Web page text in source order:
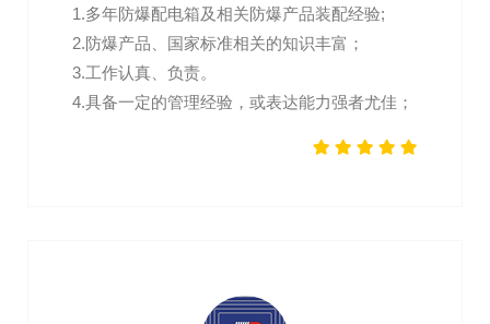
1.多年防爆配电箱及相关防爆产品装配经验;
2.防爆产品、国家标准相关的知识丰富；
3.工作认真、负责。
4.具备一定的管理经验，或表达能力强者尤佳；